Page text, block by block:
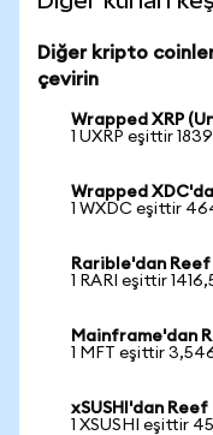
Diğer kripto
çevirin
Wrapped XRP
1 UXRP eşittir
Wrapped
1 WXDC eşittir
Rarible'dan
1 RARI eşittir
Mainframe'dan
1 MFT eşittir
xSUSHI'dan
1 XSUSHI eşittir